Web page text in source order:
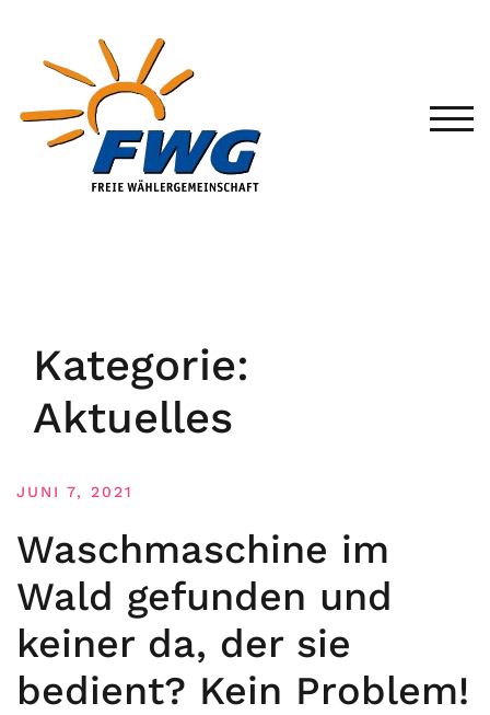
Kategorie:
Aktuelles
JUNI 7, 2021
Waschmaschine im
Wald gefunden und
keiner da, der sie
bedient? Kein Problem!